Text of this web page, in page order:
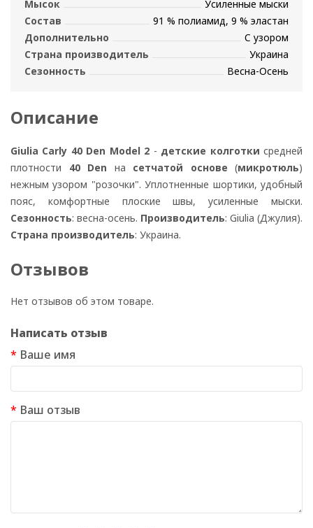
Мысок
Усиленные мыски
Состав
91 % полиамид, 9 % эластан
Дополнительно
C узором
Страна производитель
Украина
Сезонность
Весна-Осень
Описание
Giulia Carly 40 Den Model 2 - детские колготки средней
плотности 40 Den на сетчатой основе (микротюль)
нежным узором "розочки". Уплотненные шортики, удобный
пояс, комфортные плоские швы, усиленные мыски.
Сезонность: весна-осень. Производитель: Giulia (Джулия).
Страна производитель: Украина.
Отзывов
Нет отзывов об этом товаре.
Написать отзыв
Ваше имя
Ваш отзыв